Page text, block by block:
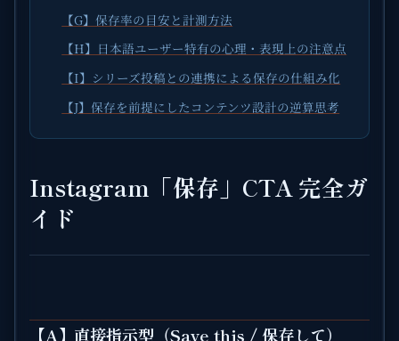
【G】保存率の目安と計測方法
【H】日本語ユーザー特有の心理・表現上の注意点
【I】シリーズ投稿との連携による保存の仕組み化
【J】保存を前提にしたコンテンツ設計の逆算思考
Instagram「保存」CTA 完全ガ
イド
【A】直接指示型（Save this / 保存して）